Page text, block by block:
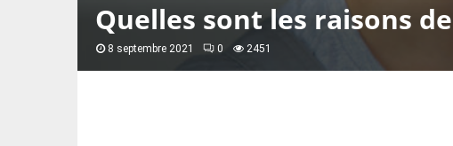
Quelles sont les raisons
8 septembre 2021 0 2451